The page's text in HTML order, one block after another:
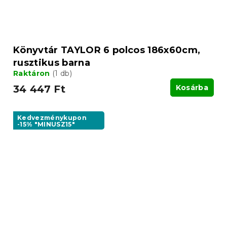
Könyvtár TAYLOR 6 polcos 186x60cm,
rusztikus barna
Raktáron (1 db)
34 447 Ft Kosárba
Kedvezménykupon
-15% "MINUSZ15"